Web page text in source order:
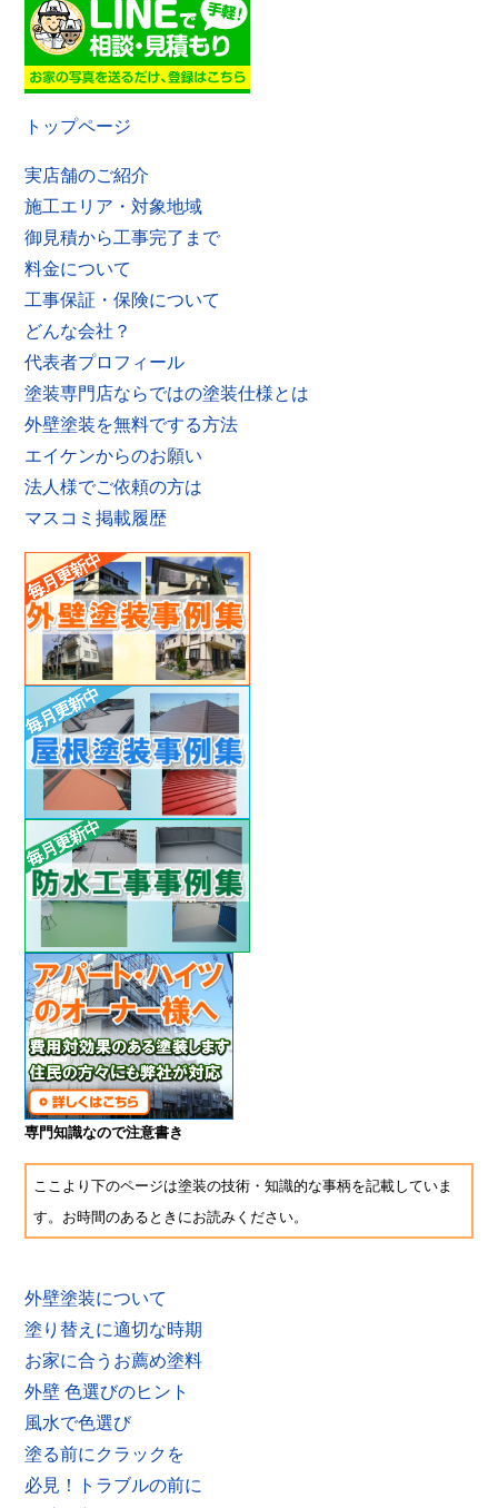
トップページ
実店舗のご紹介
施工エリア・対象地域
御見積から工事完了まで
料金について
工事保証・保険について
どんな会社？
代表者プロフィール
塗装専門店ならではの塗装仕様とは
外壁塗装を無料でする方法
エイケンからのお願い
法人様でご依頼の方は
マスコミ掲載履歴
専門知識なので注意書き
ここより下のページは塗装の技術・知識的な事柄を記載していま
す。お時間のあるときにお読みください。
外壁塗装について
塗り替えに適切な時期
お家に合うお薦め塗料
外壁 色選びのヒント
風水で色選び
塗る前にクラックを
必見！トラブルの前に